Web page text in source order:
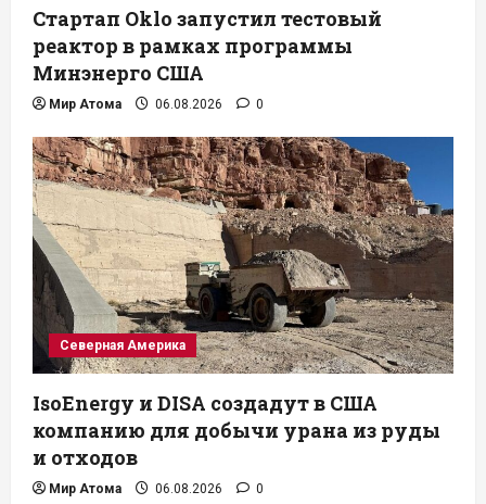
Стартап Oklo запустил тестовый
реактор в рамках программы
Минэнерго США
Мир Атома 06.08.2026 0
Северная Америка
IsoEnergy и DISA создадут в США
компанию для добычи урана из руды
и отходов
Мир Атома 06.08.2026 0